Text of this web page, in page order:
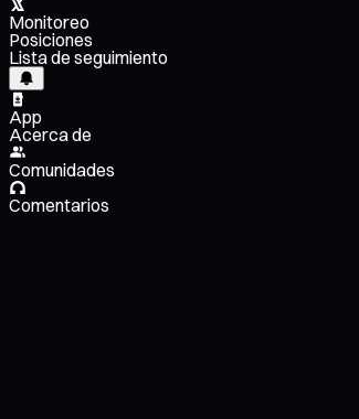
Monitoreo
Posiciones
Lista de seguimiento
App
Acerca de
Comunidades
Comentarios